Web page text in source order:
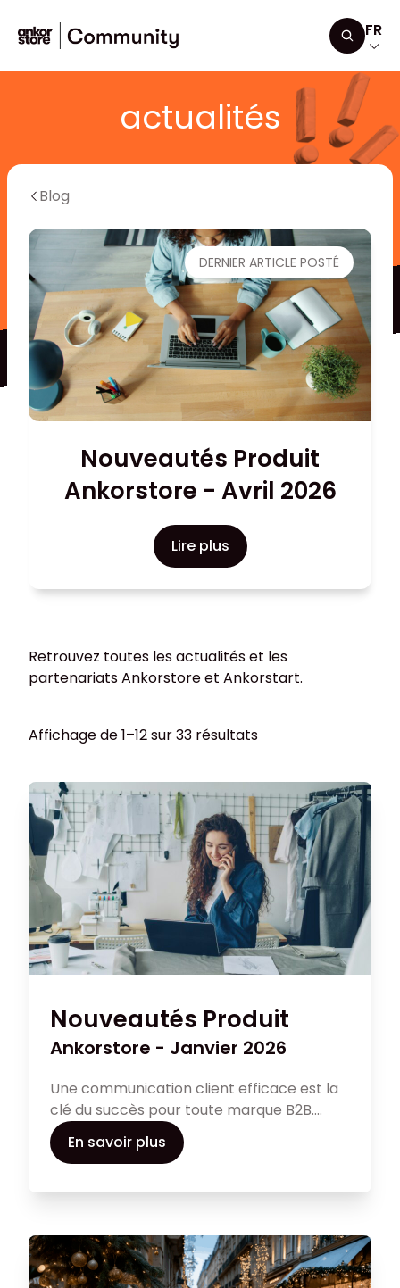
FR
actualités
Blog
DERNIER ARTICLE POSTÉ
Nouveautés Produit
Ankorstore - Avril 2026
Lire plus
Retrouvez toutes les actualités et les
partenariats Ankorstore et Ankorstart.
Affichage de 1–12 sur 33 résultats
Nouveautés Produit
Ankorstore - Janvier 2026
Une communication client efficace est la
clé du succès pour toute marque B2B.
Dans cet article, découvrez comment
établir une relation client solide et
de votre entreprise et renforcer votre
En savoir plus